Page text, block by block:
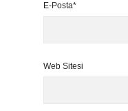
E-Posta*
Web Sitesi